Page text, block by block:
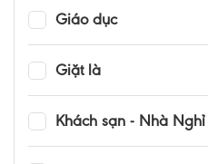
Giáo dục
Giặt là
Khách sạn - Nhà Nghỉ